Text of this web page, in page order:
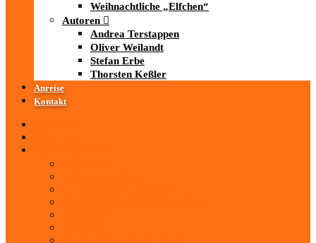
Weihnachtliche „Elfchen“
Autoren
Andrea Terstappen
Oliver Weilandt
Stefan Erbe
Thorsten Keßler
Anreise
Kontakt